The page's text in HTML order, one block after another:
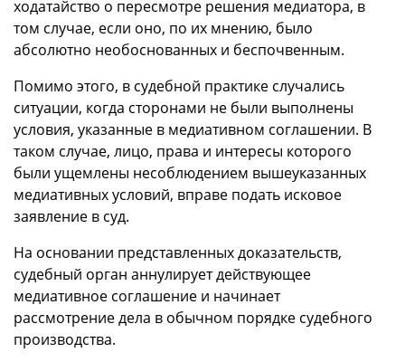
ходатайство о пересмотре решения медиатора, в
том случае, если оно, по их мнению, было
абсолютно необоснованных и беспочвенным.
Помимо этого, в судебной практике случались
ситуации, когда сторонами не были выполнены
условия, указанные в медиативном соглашении. В
таком случае, лицо, права и интересы которого
были ущемлены несоблюдением вышеуказанных
медиативных условий, вправе подать исковое
заявление в суд.
На основании представленных доказательств,
судебный орган аннулирует действующее
медиативное соглашение и начинает
рассмотрение дела в обычном порядке судебного
производства.